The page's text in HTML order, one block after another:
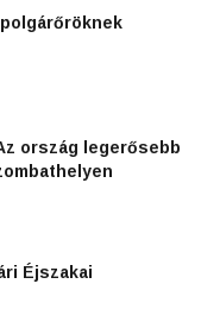
ország legerősebb
Éjszakai